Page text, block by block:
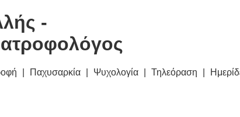
-
Παχυσαρκία Ψυχολογία Τηλεόραση